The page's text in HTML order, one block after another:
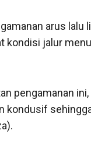
arus
kondisi jalur
pengamanan
kondusif